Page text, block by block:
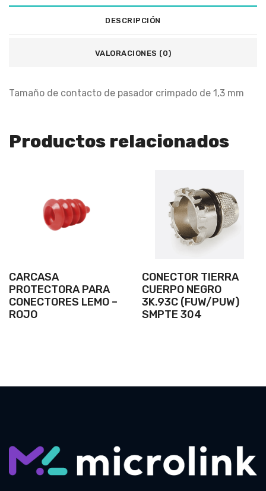
DESCRIPCIÓN
VALORACIONES (0)
Tamaño de contacto de pasador crimpado de 1,3 mm
Productos relacionados
CARCASA
PROTECTORA PARA
CONECTORES LEMO –
ROJO
CONECTOR TIERRA
CUERPO NEGRO
3K.93C (FUW/PUW)
SMPTE 304